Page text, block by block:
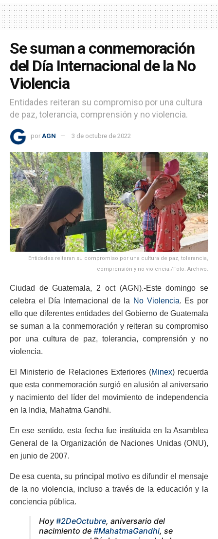
Se suman a conmemoración
del Día Internacional de la No
Violencia
Entidades reiteran su compromiso por una cultura
de paz, tolerancia, comprensión y no violencia.
por AGN 3 de octubre de 2022
Entidades reiteran su compromiso por una cultura de paz, tolerancia,
comprensión y no violencia./Foto: Archivo.
Ciudad de Guatemala, 2 oct (AGN).-Este domingo se
celebra el Día Internacional de la No Violencia. Es por
ello que diferentes entidades del Gobierno de Guatemala
se suman a la conmemoración y reiteran su compromiso
por una cultura de paz, tolerancia, comprensión y no
violencia.
El Ministerio de Relaciones Exteriores (Minex) recuerda
que esta conmemoración surgió en alusión al aniversario
y nacimiento del líder del movimiento de independencia
en la India, Mahatma Gandhi.
En ese sentido, esta fecha fue instituida en la Asamblea
General de la Organización de Naciones Unidas (ONU),
en junio de 2007.
De esa cuenta, su principal motivo es difundir el mensaje
de la no violencia, incluso a través de la educación y la
conciencia pública.
Hoy #2DeOctubre, aniversario del
nacimiento de #MahatmaGandhi, se